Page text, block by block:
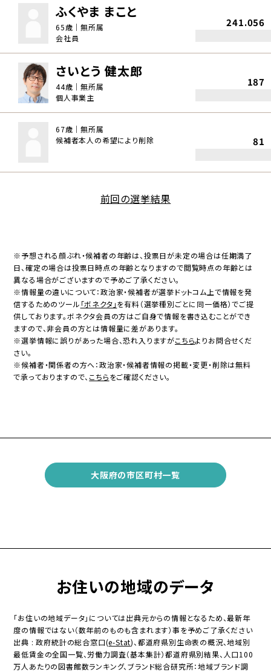
ふくやま まこと
65歳｜無所属
会社員
241.056
さいとう 健太郎
44歳｜無所属
個人事業主
187
67歳｜無所属
候補者本人の希望により削除
81
前回の選挙結果
※予想される顔ぶれ・候補者の年齢は、投票日が未定の場合は任期満了
日、確定の場合は投票日時点の年齢となりますので閲覧時点の年齢とは
異なる場合がございますので予めご了承ください。
※情報量の違いについて：政治家・候補者が選挙ドットコム上で情報を発
信するためのツール 「ボネクタ」を有料（選挙種別ごとに同一価格）でご提
供しております。ボネクタ会員の方はご自身で情報を書き込むことができ
ますので、非会員の方とは情報量に差があります。
※選挙情報に誤りがあった場合、恐れ入りますがこちらよりお問合せくだ
さい。
※候補者・関係者の方へ：政治家・候補者情報の掲載・変更・削除は無料
で承っておりますので、 こちらをご確認ください。
大阪府の市区町村一覧
お住いの地域のデータ
「お住いの地域データ」については出典元からの情報となるため、最新年
度の情報ではない（数年前のものも含まれます）事を予めご了承ください
出典 : 政府統計の総合窓口(e-Stat)、都道府県別生命表の概況、地域別
最低賃金の全国一覧、労働力調査（基本集計）都道府県別結果、人口100
万人あたりの図書館数ランキング、ブランド総合研究所：地域ブランド調